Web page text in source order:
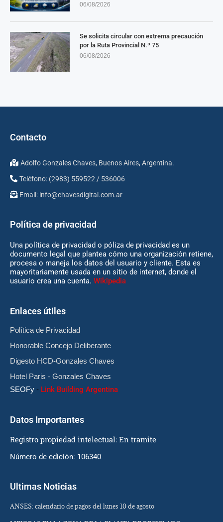
06/08/2026
Se solicita circular con extrema precaución
por la Ruta Provincial N.º 75
06/08/2026
Contacto
Adolfo Gonzales Chaves, Buenos Aires, Argentina.
Teléfono: (2983) 559522 / 536006
Email: info@chavesdigital.com.ar
Política de privacidad
Una política de privacidad o póliza de privacidad es un
documento legal que plantea cómo una organización retiene,
procesa o maneja los datos del usuario y cliente. Esta es
mayoritariamente usada en un sitio de internet, donde el
usuario crea una cuenta. Wikipedia
Enlaces útiles
Política de Privacidad
Honorable Concejo Deliberante
Digesto HCD-Gonzales Chaves
Hotel Paris - Gonzales Chaves
SEOFy - Link Building Argentina
Datos Importantes
Registro propiedad intelectual: En tramite
Número de edición: 106340
Ultimas Noticias
ANSES: calendario de pagos del lunes 10 de agosto